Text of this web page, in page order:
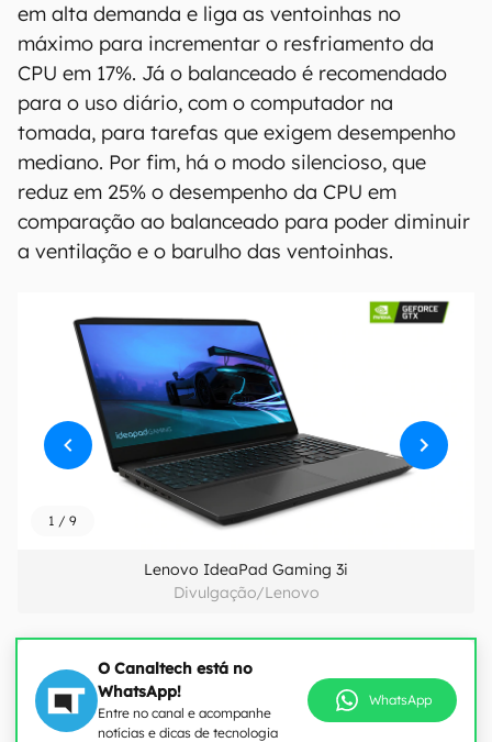
em alta demanda e liga as ventoinhas no
máximo para incrementar o resfriamento da
CPU em 17%. Já o balanceado é recomendado
para o uso diário, com o computador na
tomada, para tarefas que exigem desempenho
mediano. Por fim, há o modo silencioso, que
reduz em 25% o desempenho da CPU em
comparação ao balanceado para poder diminuir
a ventilação e o barulho das ventoinhas.
1 / 9
Lenovo IdeaPad Gaming 3i
Divulgação/Lenovo
O Canaltech está no
WhatsApp!
Entre no canal e acompanhe
notícias e dicas de tecnologia
WhatsApp